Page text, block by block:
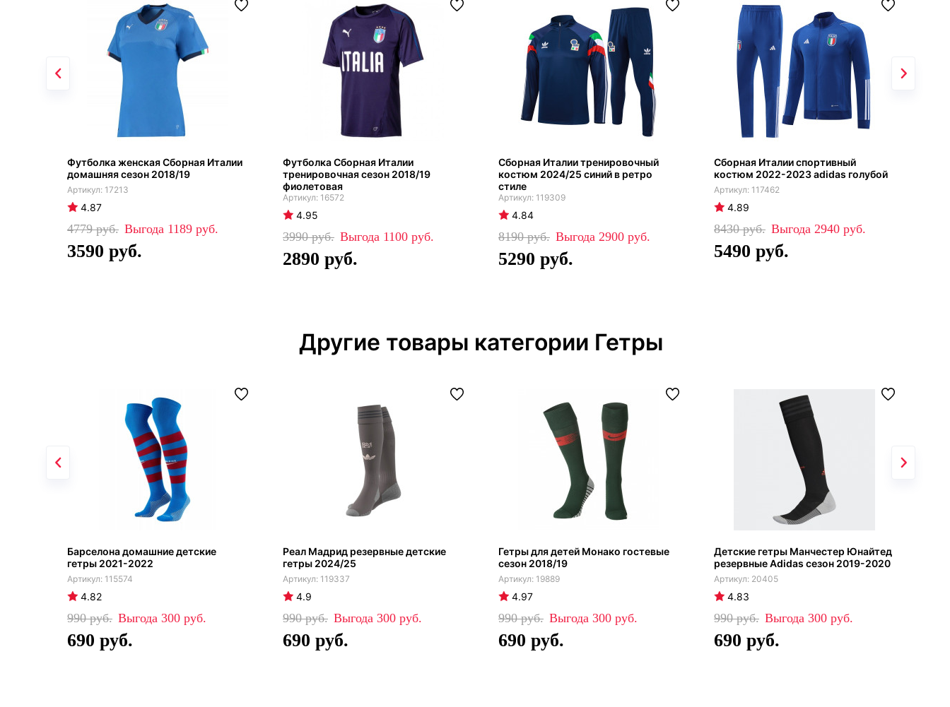
Футболка женская Сборная Италии
домашняя сезон 2018/19
17213
4.87
4779 1189
3590
Футболка Сборная Италии
тренировочная сезон 2018/19
фиолетовая
16572
4.95
3990 1100
2890
Сборная Италии тренировочный
костюм 2024/25 синий в ретро
стиле
119309
4.84
8190 2900
5290
Сборная Италии спортивный
костюм 2022-2023 adidas голубой
117462
4.89
8430 2940
5490
Другие товары категории Гетры
Барселона домашние детские
гетры 2021-2022
115574
4.82
990 300
690
Реал Мадрид резервные детские
гетры 2024/25
119337
4.9
990 300
690
Гетры для детей Монако гостевые
сезон 2018/19
19889
4.97
990 300
690
Детские гетры Манчестер Юнайтед
резервные Adidas сезон 2019-2020
20405
4.83
990 300
690